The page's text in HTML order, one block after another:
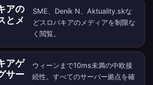
アの
とメ
SME、Deník N、Aktuality.skな
どスロバキアのメディアを制限な
く閲覧。
アゲ
サー
ウィーンまで10ms未満の中欧接
続性。すべてのサーバー拠点を確